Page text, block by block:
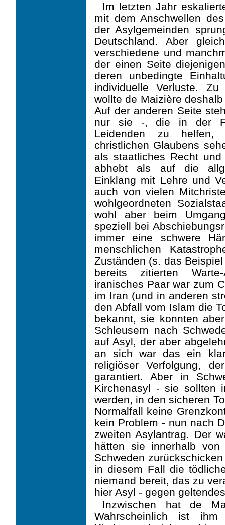
Im letzten Jahr
mit dem Anschwellen
der Asylgemeinden
Deutschland. Aber
verschiedene und
der einen Seite
deren unbedingte
individuelle Verluste. Zu
wollte de Maizière
Auf der anderen Seite
nur sie -, die in der
Leidenden zu helfen,
christlichen Glaubens
als staatliches Recht
abhebt als auf die
Einklang mit Lehre und
auch von vielen
wohlgeordneten
wohl aber beim
speziell bei
immer eine schwere
menschlichen
Zuständen (s. das
bereits zitierten
iranisches Paar war zum
im Iran (und in anderen
den Abfall vom Islam die
bekannt, sie konnten
Schleusern nach
auf Asyl, der aber
an sich war das ein
religiöser Verfolgung,
garantiert. Aber in
Kirchenasyl - sie sollten
werden, in den sicheren
Normalfall keine
kein Problem - nun nach
zweiten Asylantrag. Der
hätten sie innerhalb
Schweden
in diesem Fall die
niemand bereit, das zu
hier Asyl - gegen
Inzwischen hat de
Wahrscheinlich ist